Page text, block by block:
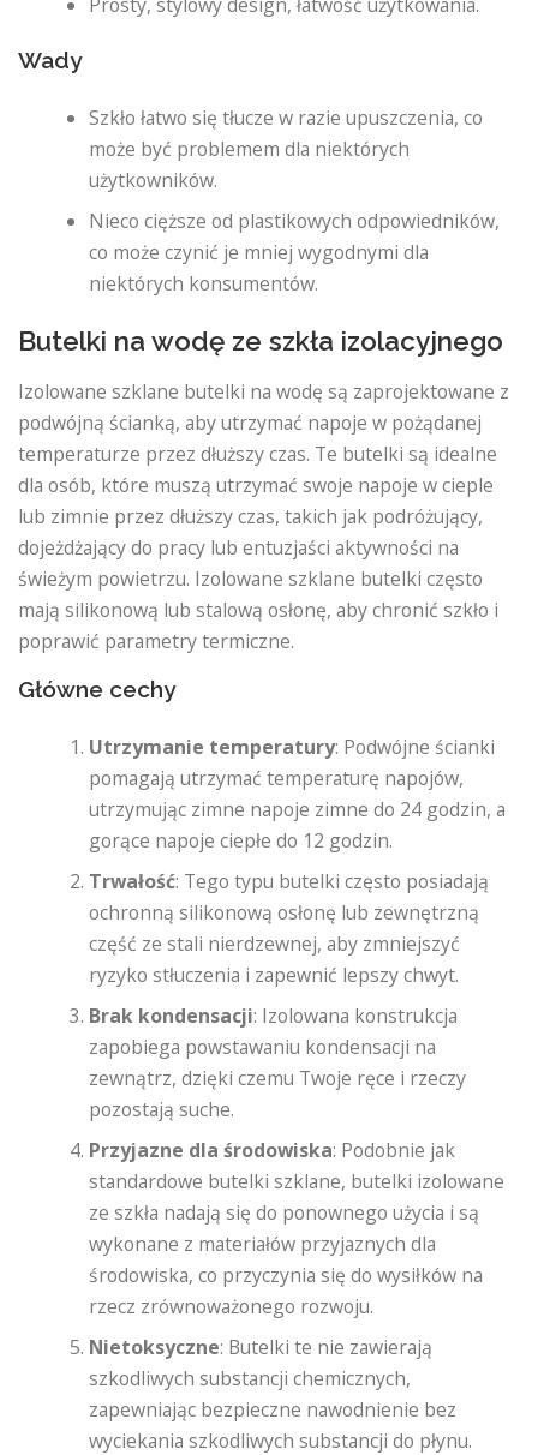
Wady
Szkło łatwo się tłucze w razie upuszczenia, co
może być problemem dla niektórych
użytkowników.
Nieco cięższe od plastikowych odpowiedników,
co może czynić je mniej wygodnymi dla
niektórych konsumentów.
Butelki na wodę ze szkła izolacyjnego
Izolowane szklane butelki na wodę są zaprojektowane z
podwójną ścianką, aby utrzymać napoje w pożądanej
temperaturze przez dłuższy czas. Te butelki są idealne
dla osób, które muszą utrzymać swoje napoje w cieple
lub zimnie przez dłuższy czas, takich jak podróżujący,
dojeżdżający do pracy lub entuzjaści aktywności na
świeżym powietrzu. Izolowane szklane butelki często
mają silikonową lub stalową osłonę, aby chronić szkło i
poprawić parametry termiczne.
Główne cechy
Utrzymanie temperatury: Podwójne ścianki
pomagają utrzymać temperaturę napojów,
utrzymując zimne napoje zimne do 24 godzin, a
gorące napoje ciepłe do 12 godzin.
Trwałość: Tego typu butelki często posiadają
ochronną silikonową osłonę lub zewnętrzną
część ze stali nierdzewnej, aby zmniejszyć
ryzyko stłuczenia i zapewnić lepszy chwyt.
Brak kondensacji: Izolowana konstrukcja
zapobiega powstawaniu kondensacji na
zewnątrz, dzięki czemu Twoje ręce i rzeczy
pozostają suche.
Przyjazne dla środowiska: Podobnie jak
standardowe butelki szklane, butelki izolowane
ze szkła nadają się do ponownego użycia i są
wykonane z materiałów przyjaznych dla
środowiska, co przyczynia się do wysiłków na
rzecz zrównoważonego rozwoju.
Nietoksyczne: Butelki te nie zawierają
szkodliwych substancji chemicznych,
zapewniając bezpieczne nawodnienie bez
wyciekania szkodliwych substancji do płynu.